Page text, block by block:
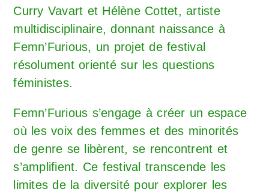
Curry Vavart et Hélène Cottet, artiste
multidisciplinaire, donnant naissance à
Femn’Furious, un projet de festival
résolument orienté sur les questions
féministes.
Femn’Furious s’engage à créer un espace
où les voix des femmes et des minorités
de genre se libèrent, se rencontrent et
s’amplifient. Ce festival transcende les
limites de la diversité pour explorer les